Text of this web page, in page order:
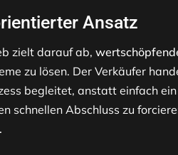
Ansatz
zielt darauf ab,
zu lösen. Der Verkäufer
begleitet, anstatt einfach
schnellen Abschluss zu